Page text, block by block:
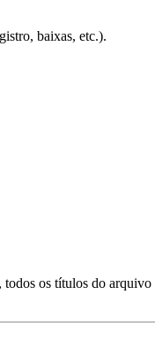
baixas, etc.).
, todos os títulos do